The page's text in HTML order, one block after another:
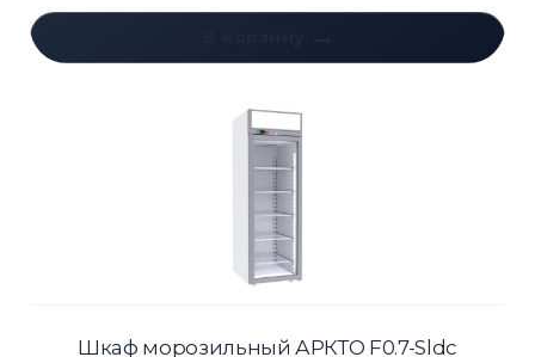
Шкаф морозильный АРКТО F0.7-Sldc